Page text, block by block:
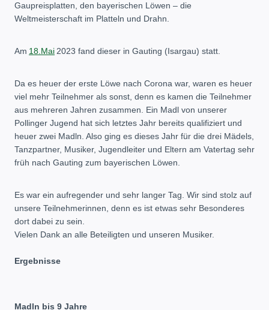
Gaupreisplatten, den bayerischen Löwen – die
Weltmeisterschaft im Platteln und Drahn.
Am 18.Mai 2023 fand dieser in Gauting (Isargau) statt.
Da es heuer der erste Löwe nach Corona war, waren es heuer
viel mehr Teilnehmer als sonst, denn es kamen die Teilnehmer
aus mehreren Jahren zusammen. Ein Madl von unserer
Pollinger Jugend hat sich letztes Jahr bereits qualifiziert und
heuer zwei Madln. Also ging es dieses Jahr für die drei Mädels,
Tanzpartner, Musiker, Jugendleiter und Eltern am Vatertag sehr
früh nach Gauting zum bayerischen Löwen.
Es war ein aufregender und sehr langer Tag. Wir sind stolz auf
unsere Teilnehmerinnen, denn es ist etwas sehr Besonderes
dort dabei zu sein.
Vielen Dank an alle Beteiligten und unseren Musiker.
Ergebnisse
Madln bis 9 Jahre